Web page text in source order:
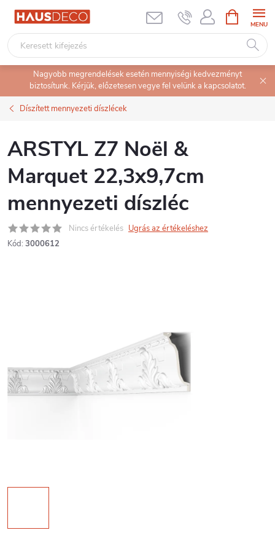
Ugrás
tartalomhoz
KOSÁR
Nagyobb megrendelések esetén mennyiségi kedvezményt
biztosítunk. Kérjük, előzetesen vegye fel velünk a kapcsolatot.
Díszített mennyezeti díszlécek
ARSTYL Z7 Noël &
Marquet 22,3x9,7cm
mennyezeti díszléc
Nincs értékelés Ugrás az értékeléshez
Kód: 3000612